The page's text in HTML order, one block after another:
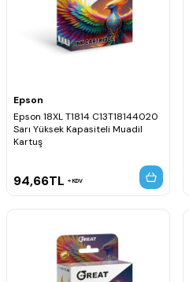
Epson
Epson 18XL T1814 C13T18144020
Sarı Yüksek Kapasiteli Muadil
Kartuş
94,66TL KDV